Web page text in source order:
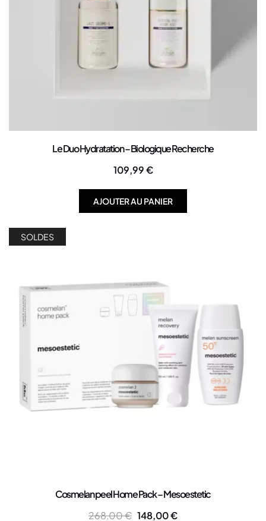
Le Duo Hydratation – Biologique Recherche
109,99€
AJOUTER AU PANIER
SOLDES
Cosmelan peel Home Pack – Mesoestetic
268,00€ 148,00€